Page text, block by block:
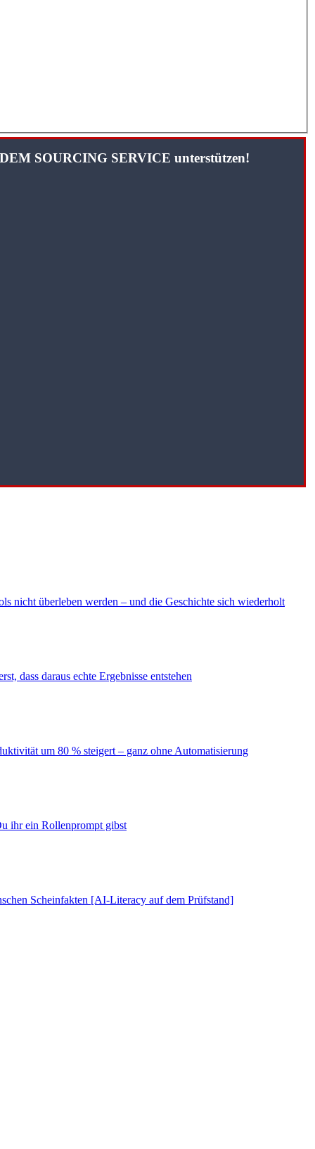
SOURCING SERVICE unterstützen!
nicht überleben werden – und die Geschichte sich wiederholt
dass daraus echte Ergebnisse entstehen
um 80 % steigert – ganz ohne Automatisierung
ihr ein Rollenprompt gibst
Scheinfakten [AI-Literacy auf dem Prüfstand]